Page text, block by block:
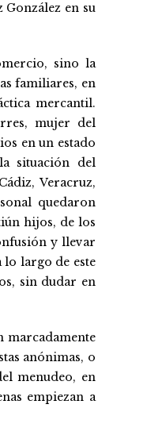
González en su
sino la
familiares, en
mercantil.
mujer del
en un estado
situación del
Veracruz,
quedaron
hijos, de los
y llevar
largo de este
sin dudar en
marcadamente
anónimas, o
menudeo, en
empiezan a